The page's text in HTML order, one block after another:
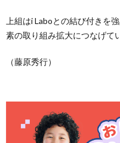
上組はi Laboとの結び付きを
素の取り組み拡大につなげて
（藤原秀行）